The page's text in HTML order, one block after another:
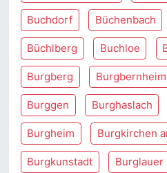
Buchdorf Büchenbach
Büchlberg Buchloe
Burgberg Burgbernheim
Burggen Burghaslach
Burgheim Burgkirchen
Burgkunstadt Burglauer